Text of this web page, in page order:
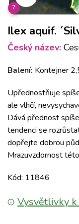
?
Ilex aquif.
Český název:
Balení: Kontejner
Upřednostňuje
ale vlhčí,
Dává přednost
tendenci se
dopřejte dobrou
Mrazuvzdornost
Kód: 11846
Vysvětlivky